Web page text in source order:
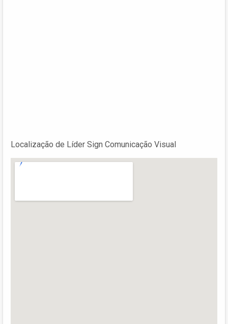
Localização de Líder Sign Comunicação Visual